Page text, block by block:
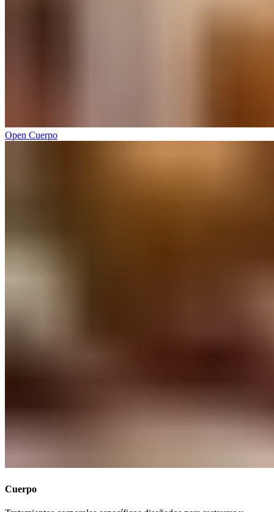
Open Cuerpo​​​​‌ ‍ ​‍​‍‌‍ ‌ ​‍‌‍‍‌‌‍‌ ‌‍‍‌‌‍ ‍​‍​‍​ ‍‍​‍​‍‌ ​ ‌‍​‌‌‍ ‍‌‍‍‌‌ ‌​‌ ‍‌​‍ ‍‌‍‍‌‌‍ ​‍​‍​‍ ​​‍​‍‌‍‍​‌ ​‍‌‍‌‌‌‍‌‍​‍​‍​ ‍‍​‍​‍‌‍‍​‌ ‌​‌ ‌​‌ ​​‌ ​ ​ ‍‍​‍ ​‍ ‌‍ ​​‍ ‌‌‍​‌‌‍ ‍‌‍‌​​‍ ‌‌ ​‍​‍ ‌‌‍‍​‌‍ ‌ ‌​‌‍‌‌‌‍ ​‌ ​ ​‍ ‌‌ ​ ‌ ‌​‌ ‌‌‌‍‌​‌‍‍‌‌‍ ​‍ ‍‌ ‌‍‌‍‌‌‌ ​‍‌‍​ ‌‍‌‌‌‍ ​​‍ ‍‌‍​‌‌ ​​‌ ​​​‍ ‌‍‍‌‌‍ ‍‌ ‌​‌‍‌‌‌‍ ‍‌ ‌​​‍ ‌‍‌‌‌‍‌​‌‍‍‌‌ ‌​​‍ ‌‍ ‌‌‍ ‌‍‌​‌‍‌‌​ ‌‌ ​​‌ ​‍‌‍‌‌‌ ​ ‌‍‌‌‌‍ ‍‌ ‌​‌‍​‌‌ ‌​‌‍‍‌‌‍ ‌‍ ‍​ ‍ ‌‍‍‌‌‍‌​​ ‌​ ‌ ‌‍​‌​ ‍​​ ​‍‌‍‌‌​ ​​‌‍‌​‌‍​‍​‍ ‌‌‍‌‍​ ​​‌‍‌​‌‍‌‌​‍ ‌​ ‌​​ ​‌​ ‌‌‌‍‌​​‍ ‌​ ‍‌​ ​ ‌‍​‌‌‍​‌​‍ ‌‌‍​‍‌‍​‌​ ​‍​ ‌ ​ ‌ ​ ​‍‌‍​‌​ ​​‌‍‌‌​ ​‍‌‍‌​​ ‍​​ ‍ ‌ ‌​‌ ‍‌‌ ​​‌‍‌‌​ ‌‌‍‍​‌‍ ‌ ‌​‌‍‌‌‌‍ ​‌‌​ ‌‍‍‌‌ ‌​‌‍‌‌‌‌​​‌‍​‌‌‍‌ ‌‍‌‌​ ‍ ‌ ​​‌‍​‌‌ ‌​‌‍‍​​ ‌‌ ​​‌‍​‌‌‍‌ ‌‍‌‌‌​​‍‌ ‌‌‌‍‍‌‌‍ ​‌‍‌​‌‍‌‌‌ ​‍​‍‌‌​ ‌‌‌​​‍‌‌ ‌‍‍ ‌‍‌‌‌ ‍‌​‍‌‌​ ​ ‌​‌​​‍‌‌​ ​ ‌​‌​​‍‌‌​ ​‍​ ​‍​ ​‍​ ‌​​ ‍​‌‍​‌‌‍​ ​ ​ ‌‍‌‌​ ​‌​ ‌‌‌‍​ ​ ‍​‌‍‌‌​‍‌‌​ ​‍​ ​‍​‍‌‌​ ‌‌‌​‌​​‍ ‍‌‍​ ‌‍ ‌‍ ‍‌ ‌​‌‍‌‌‌‍ ‍‌ ‌​​‍‌‌​ ‌‌‌​​‍‌‌ ‌‍‍ ‌‍‌‌‌ ‍‌​‍‌‌​ ​ ‌​‌​​‍‌‌​ ​ ‌​‌​​‍‌‌​ ​‍​ ​‍‌‍‌‍‌‍‌​‌‍‌‌​ ‌‍​ ​‍‌‍‌​​ ​‌​ ​‍‌‍‌‍‌‍‌‌​ ‍​‌‍‌‌​‍‌‌​ ​‍​ ​‍​‍‌‌​ ‌‌‌​‌​​‍ ‍‌ ‌​‌‍‍‌‌ ‌​‌‍ ​‌‍‌‌​ ‌‍​‍‌‍​‌‌ ​ ‌‍‌‌‌‌‌‌‌ ​‍‌‍ ​​ ‌‌‍‍​‌ ‌​‌ ‌​‌ ​​‌ ​ ​‍‌‌​ ​ ‌​​‌​‍‌‌​ ​‍‌​‌‍​‍‌‌​ ​‍‌​‌‍‌‍ ​​‍ ‌‌‍​‌‌‍ ‍‌‍‌​​‍ ‌‌ ​‍​‍ ‌‌‍‍​‌‍ ‌ ‌​‌‍‌‌‌‍ ​‌ ​ ​‍ ‌‌ ​ ‌ ‌​‌ ‌‌‌‍‌​‌‍‍‌‌‍ ​‍ ‍‌ ‌‍‌‍‌‌‌ ​‍‌‍​ ‌‍‌‌‌‍ ​​‍ ‍‌‍​‌‌ ​​‌ ​​​‍‌‍‌‍‍‌‌‍‌​​ ‌​ ‌ ‌‍​‌​ ‍​​ ​‍‌‍‌‌​ ​​‌‍‌​‌‍​‍​‍ ‌‌‍‌‍​ ​​‌‍‌​‌‍‌‌​‍ ‌​ ‌​​ ​‌​ ‌‌‌‍‌​​‍ ‌​ ‍‌​ ​ ‌‍​‌‌‍​‌​‍ ‌‌‍​‍‌‍​‌​ ​‍​ ‌ ​ ‌ ​ ​‍‌‍​‌​ ​​‌‍‌‌​ ​‍‌‍‌​​ ‍​​‍‌‍‌ ‌​‌ ‍‌‌ ​​‌‍‌‌​ ‌‌‍‍​‌‍ ‌ ‌​‌‍‌‌‌‍ ​‌‌​ ‌‍‍‌‌ ‌​‌‍‌‌‌‌​​‌‍​‌‌‍‌ ‌‍‌‌​‍‌‍‌ ​​‌‍​‌‌ ‌​‌‍‍​​ ‌‌ ​​‌‍​‌‌‍‌ ‌‍‌‌‌​​‍‌ ‌‌‌‍‍‌‌‍ ​‌‍‌​‌‍‌‌‌ ​‍​‍‌‌​ ‌‌‌​​‍‌‌ ‌‍‍ ‌‍‌‌‌ ‍‌​‍‌‌​ ​ ‌​‌​​‍‌‌​ ​ ‌​‌​​‍‌‌​ ​‍​ ​‍​ ​‍​ ‌​​ ‍​‌‍​‌‌‍​ ​ ​ ‌‍‌‌​ ​‌​ ‌‌‌‍​ ​ ‍​‌‍‌‌​‍‌‌​ ​‍​ ​‍​‍‌‌​ ‌‌‌​‌​​‍ ‍‌‍​ ‌‍ ‌‍ ‍‌ ‌​‌‍‌‌‌‍ ‍‌ ‌​​‍‌‌​ ‌‌‌​​‍‌‌ ‌‍‍ ‌‍‌‌‌ ‍‌​‍‌‌​ ​ ‌​‌​​‍‌‌​ ​ ‌​‌​​‍‌‌​ ​‍​ ​‍‌‍‌‍‌‍‌​‌‍‌‌​ ‌‍​ ​‍‌‍‌​​ ​‌​ ​‍‌‍‌‍‌‍‌‌​ ‍​‌‍‌‌​‍‌‌​ ​‍​ ​‍​‍‌‌​ ‌‌‌​‌​​‍ ‍‌ ‌​‌‍‍‌‌ ‌​‌‍ ​‌‍‌‌​‍‌‍‌ ​​‌‍‌‌‌ ​‍‌ ​ ‌ ​​‌‍‌‌‌‍​ ‌ ‌​‌‍‍‌‌ ‌‍‌‍‌‌​ ‌‌ ​​‌ ‌‌‌‍​‍‌‍ ​‌‍‍‌‌ ​ ‌‍‍​‌‍‌‌‌‍‌​​‍​‍‌ ‌
Cuerpo​​​​‌ ‍ ​‍​‍‌‍ ‌ ​‍‌‍‍‌‌‍‌ ‌‍‍‌‌‍ ‍​‍​‍​ ‍‍​‍​‍‌ ​ ‌‍​‌‌‍ ‍‌‍‍‌‌ ‌​‌ ‍‌​‍ ‍‌‍‍‌‌‍ ​‍​‍​‍ ​​‍​‍‌‍‍​‌ ​‍‌‍‌‌‌‍‌‍​‍​‍​ ‍‍​‍​‍‌‍‍​‌ ‌​‌ ‌​‌ ​​‌ ​ ​ ‍‍​‍ ​‍ ‌‍ ​​‍ ‌‌‍​‌‌‍ ‍‌‍‌​​‍ ‌‌ ​‍​‍ ‌‌‍‍​‌‍ ‌ ‌​‌‍‌‌‌‍ ​‌ ​ ​‍ ‌‌ ​ ‌ ‌​‌ ‌‌‌‍‌​‌‍‍‌‌‍ ​‍ ‍‌ ‌‍‌‍‌‌‌ ​‍‌‍​ ‌‍‌‌‌‍ ​​‍ ‍‌‍​‌‌ ​​‌ ​​​‍ ‌‍‍‌‌‍ ‍‌ ‌​‌‍‌‌‌‍ ‍‌ ‌​​‍ ‌‍‌‌‌‍‌​‌‍‍‌‌ ‌​​‍ ‌‍ ‌‌‍ ‌‍‌​‌‍‌‌​ ‌‌ ​​‌ ​‍‌‍‌‌‌ ​ ‌‍‌‌‌‍ ‍‌ ‌​‌‍​‌‌ ‌​‌‍‍‌‌‍ ‌‍ ‍​ ‍ ‌‍‍‌‌‍‌​​ ‌​ ‌ ‌‍​‌​ ‍​​ ​‍‌‍‌‌​ ​​‌‍‌​‌‍​‍​‍ ‌‌‍‌‍​ ​​‌‍‌​‌‍‌‌​‍ ‌​ ‌​​ ​‌​ ‌‌‌‍‌​​‍ ‌​ ‍‌​ ​ ‌‍​‌‌‍​‌​‍ ‌‌‍​‍‌‍​‌​ ​‍​ ‌ ​ ‌ ​ ​‍‌‍​‌​ ​​‌‍‌‌​ ​‍‌‍‌​​ ‍​​ ‍ ‌ ‌​‌ ‍‌‌ ​​‌‍‌‌​ ‌‌‍‍​‌‍ ‌ ‌​‌‍‌‌‌‍ ​‌‌​ ‌‍‍‌‌ ‌​‌‍‌‌‌‌​​‌‍​‌‌‍‌ ‌‍‌‌​ ‍ ‌ ​​‌‍​‌‌ ‌​‌‍‍​​ ‌‌ ​​‌‍​‌‌‍‌ ‌‍‌‌‌​​‍‌ ‌‌‌‍‍‌‌‍ ​‌‍‌​‌‍‌‌‌ ​‍​‍‌‌​ ‌‌‌​​‍‌‌ ‌‍‍ ‌‍‌‌‌ ‍‌​‍‌‌​ ​ ‌​‌​​‍‌‌​ ​ ‌​‌​​‍‌‌​ ​‍​ ​‍​ ​‍​ ‌​​ ‍​‌‍​‌‌‍​ ​ ​ ‌‍‌‌​ ​‌​ ‌‌‌‍​ ​ ‍​‌‍‌‌​‍‌‌​ ​‍​ ​‍​‍‌‌​ ‌‌‌​‌​​‍ ‍‌‍​ ‌‍ ‌‍ ‍‌ ‌​‌‍‌‌‌‍ ‍‌ ‌​​‍‌‌​ ‌‌‌​​‍‌‌ ‌‍‍ ‌‍‌‌‌ ‍‌​‍‌‌​ ​ ‌​‌​​‍‌‌​ ​ ‌​‌​​‍‌‌​ ​‍​ ​‍‌‍‌‍‌‍‌​‌‍‌‌​ ‌‍​ ​‍‌‍‌​​ ​‌​ ​‍‌‍‌‍‌‍‌‌​ ‍​‌‍‌‌​‍‌‌​ ​‍​ ​‍​‍‌‌​ ‌‌‌​‌​​‍ ‍‌ ‌​‌‍‍‌‌ ‌​‌‍ ​‌‍‌‌​ ‌‍​‍‌‍​‌‌ ​ ‌‍‌‌‌‌‌‌‌ ​‍‌‍ ​​ ‌‌‍‍​‌ ‌​‌ ‌​‌ ​​‌ ​ ​‍‌‌​ ​ ‌​​‌​‍‌‌​ ​‍‌​‌‍​‍‌‌​ ​‍‌​‌‍‌‍ ​​‍ ‌‌‍​‌‌‍ ‍‌‍‌​​‍ ‌‌ ​‍​‍ ‌‌‍‍​‌‍ ‌ ‌​‌‍‌‌‌‍ ​‌ ​ ​‍ ‌‌ ​ ‌ ‌​‌ ‌‌‌‍‌​‌‍‍‌‌‍ ​‍ ‍‌ ‌‍‌‍‌‌‌ ​‍‌‍​ ‌‍‌‌‌‍ ​​‍ ‍‌‍​‌‌ ​​‌ ​​​‍‌‍‌‍‍‌‌‍‌​​ ‌​ ‌ ‌‍​‌​ ‍​​ ​‍‌‍‌‌​ ​​‌‍‌​‌‍​‍​‍ ‌‌‍‌‍​ ​​‌‍‌​‌‍‌‌​‍ ‌​ ‌​​ ​‌​ ‌‌‌‍‌​​‍ ‌​ ‍‌​ ​ ‌‍​‌‌‍​‌​‍ ‌‌‍​‍‌‍​‌​ ​‍​ ‌ ​ ‌ ​ ​‍‌‍​‌​ ​​‌‍‌‌​ ​‍‌‍‌​​ ‍​​‍‌‍‌ ‌​‌ ‍‌‌ ​​‌‍‌‌​ ‌‌‍‍​‌‍ ‌ ‌​‌‍‌‌‌‍ ​‌‌​ ‌‍‍‌‌ ‌​‌‍‌‌‌‌​​‌‍​‌‌‍‌ ‌‍‌‌​‍‌‍‌ ​​‌‍​‌‌ ‌​‌‍‍​​ ‌‌ ​​‌‍​‌‌‍‌ ‌‍‌‌‌​​‍‌ ‌‌‌‍‍‌‌‍ ​‌‍‌​‌‍‌‌‌ ​‍​‍‌‌​ ‌‌‌​​‍‌‌ ‌‍‍ ‌‍‌‌‌ ‍‌​‍‌‌​ ​ ‌​‌​​‍‌‌​ ​ ‌​‌​​‍‌‌​ ​‍​ ​‍​ ​‍​ ‌​​ ‍​‌‍​‌‌‍​ ​ ​ ‌‍‌‌​ ​‌​ ‌‌‌‍​ ​ ‍​‌‍‌‌​‍‌‌​ ​‍​ ​‍​‍‌‌​ ‌‌‌​‌​​‍ ‍‌‍​ ‌‍ ‌‍ ‍‌ ‌​‌‍‌‌‌‍ ‍‌ ‌​​‍‌‌​ ‌‌‌​​‍‌‌ ‌‍‍ ‌‍‌‌‌ ‍‌​‍‌‌​ ​ ‌​‌​​‍‌‌​ ​ ‌​‌​​‍‌‌​ ​‍​ ​‍‌‍‌‍‌‍‌​‌‍‌‌​ ‌‍​ ​‍‌‍‌​​ ​‌​ ​‍‌‍‌‍‌‍‌‌​ ‍​‌‍‌‌​‍‌‌​ ​‍​ ​‍​‍‌‌​ ‌‌‌​‌​​‍ ‍‌ ‌​‌‍‍‌‌ ‌​‌‍ ​‌‍‌‌​‍‌‍‌ ​​‌‍‌‌‌ ​‍‌ ​ ‌ ​​‌‍‌‌‌‍​ ‌ ‌​‌‍‍‌‌ ‌‍‌‍‌‌​ ‌‌ ​​‌ ‌‌‌‍​‍‌‍ ​‌‍‍‌‌ ​ ‌‍‍​‌‍‌‌‌‍‌​​‍​‍‌ ‌